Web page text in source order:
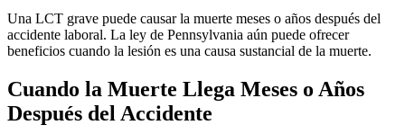
Una LCT grave puede causar la muerte meses o años después del
accidente laboral. La ley de Pennsylvania aún puede ofrecer
beneficios cuando la lesión es una causa sustancial de la muerte.
Cuando la Muerte Llega Meses o Años
Después del Accidente